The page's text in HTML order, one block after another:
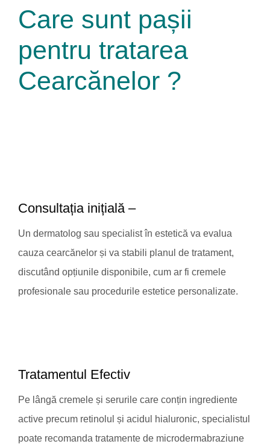
Care sunt pașii
pentru tratarea
Cearcănelor ?
Consultația inițială –
Un dermatolog sau specialist în estetică va evalua
cauza cearcănelor și va stabili planul de tratament,
discutând opțiunile disponibile, cum ar fi cremele
profesionale sau procedurile estetice personalizate.
Tratamentul Efectiv
Pe lângă cremele și serurile care conțin ingrediente
active precum retinolul și acidul hialuronic, specialistul
poate recomanda tratamente de microdermabraziune